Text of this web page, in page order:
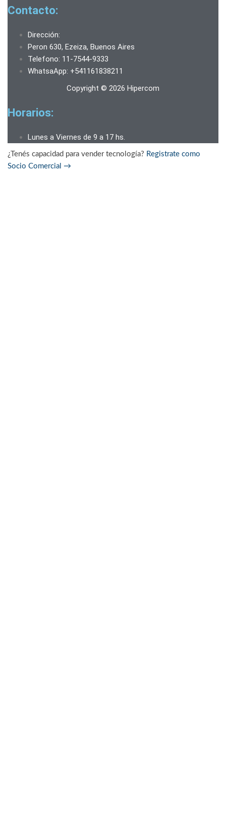
Contacto:
Dirección:
Peron 630, Ezeiza, Buenos Aires
Telefono: 11-7544-9333
WhatsaApp: +541161838211
Copyright © 2026 Hipercom
Horarios:
Lunes a Viernes de 9 a 17 hs.
¿Tenés capacidad para vender tecnología? Registrate como
Socio Comercial →